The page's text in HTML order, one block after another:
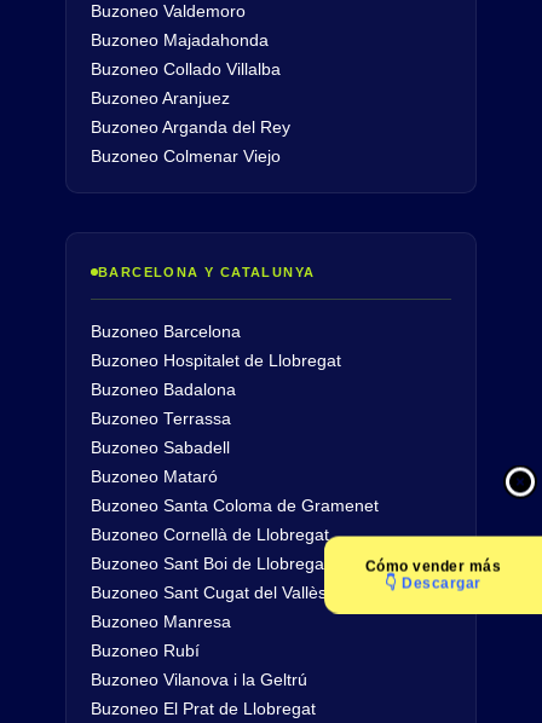
Cómovender más
👇 Descargar
Buzoneo Valdemoro
Buzoneo Majadahonda
Buzoneo Collado Villalba
Buzoneo Aranjuez
Buzoneo Arganda del Rey
Buzoneo Colmenar Viejo
BARCELONA Y CATALUNYA
Buzoneo Barcelona
Buzoneo Hospitalet de Llobregat
Buzoneo Badalona
Buzoneo Terrassa
Buzoneo Sabadell
Buzoneo Mataró
Buzoneo Santa Coloma de Gramenet
Buzoneo Cornellà de Llobregat
Buzoneo Sant Boi de Llobregat
Buzoneo Sant Cugat del Vallès
Buzoneo Manresa
Buzoneo Rubí
Buzoneo Vilanova i la Geltrú
Buzoneo El Prat de Llobregat